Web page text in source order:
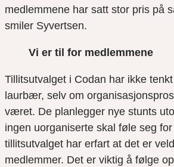
medlemmene har satt stor pris på
smiler Syvertsen.
Vi er til for medlemmene
Tillitsutvalget i Codan har ikke
laurbær, selv om
været. De planlegger nye stunts
ingen uorganiserte skal føle seg
tillitsutvalget har erfart at det er
medlemmer. Det er viktig å følge